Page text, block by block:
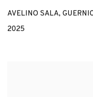
AVELINO SALA,
2025